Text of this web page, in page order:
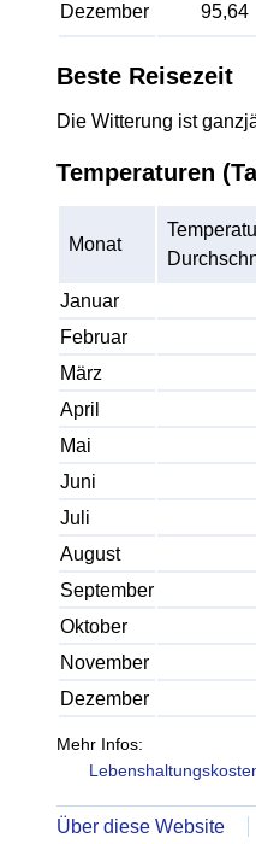
Dezember 95,64
Beste Reisezeit
Die Witterung ist
Temperaturen
Monat
Januar
Februar
März
April
Mai
Juni
Juli
August
September
Oktober
November
Dezember
Mehr Infos:
Über diese Website